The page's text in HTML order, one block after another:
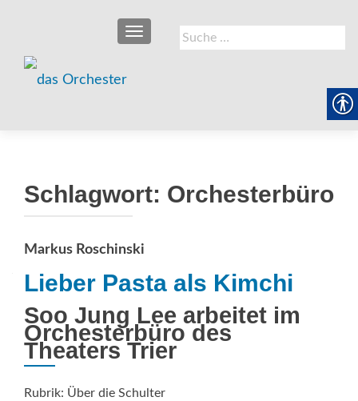
Suche
nach:
SCHALTE NAVIGATION
Schlagwort: Orchesterbüro
Markus Roschinski
Lieber Pasta als Kimchi
Soo Jung Lee arbeitet im
Orchesterbüro des
Theaters Trier
Rubrik: Über die Schulter